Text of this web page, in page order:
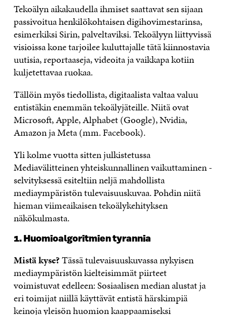
Tekoälyn aikakaudella ihmiset saattavat sen sijaan
passivoitua henkilökohtaisen digihovimestarinsa,
esimerkiksi Sirin, palveltaviksi. Tekoälyyn liittyvissä
visioissa kone tarjoilee kuluttajalle tätä kiinnostavia
uutisia, reportaaseja, videoita ja vaikkapa kotiin
kuljetettavaa ruokaa.
Tällöin myös tiedollista, digitaalista valtaa valuu
entistäkin enemmän tekoälyjäteille. Niitä ovat
Microsoft, Apple, Alphabet (Google), Nvidia,
Amazon ja Meta (mm. Facebook).
Yli kolme vuotta sitten julkistetussa
Mediavälitteinen yhteiskunnallinen vaikuttaminen -
selvityksessä esiteltiin neljä mahdollista
mediaympäristön tulevaisuuskuvaa. Pohdin niitä
hieman viimeaikaisen tekoälykehityksen
näkökulmasta.
1. Huomioalgoritmien tyrannia
Mistä kyse?Tässä tulevaisuuskuvassa nykyisen
mediaympäristön kielteisimmät piirteet
voimistuvat edelleen: Sosiaalisen median alustat ja
eri toimijat niillä käyttävät entistä härskimpiä
keinoja yleisön huomion kaappaamiseksi